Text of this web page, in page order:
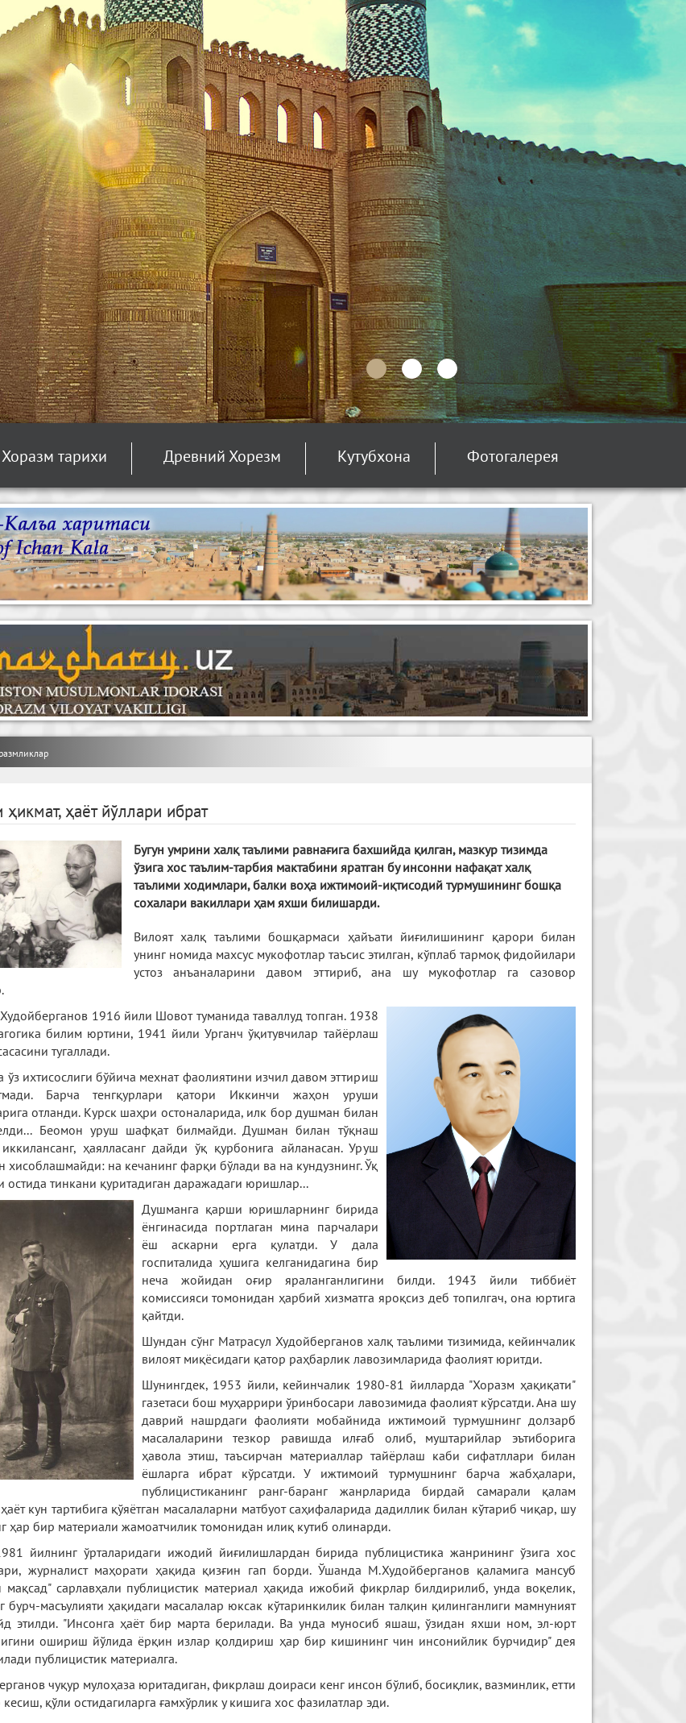
Хоразм тарихи Древний Хорезм Кутубхона Фотогалерея
ҳикмат, ҳаёт йўллари ибрат
Бугун умрини халқ таълими равнағига бахшийда қилган, мазкур тизимда
ўзига хос таълим-тарбия мактабини яратган бу инсонни нафақат халқ
таълими ходимлари, балки воҳа ижтимоий-иқтисодий турмушининг бошқа
сохалари вакиллари ҳам яхши билишарди.
Вилоят халқ таълими бошқармаси ҳайъати йиғилишининг қарори билан
унинг номида махсус мукофотлар таъсис этилган, кўплаб тармоқ фидойилари
устоз анъаналарини давом эттириб, ана шу мукофотлар га сазовор
1916 йили Шовот туманида таваллуд топган. 1938
билим юртини, 1941 йили Урганч ўқитувчилар тайёрлаш
тугаллади.
ўз ихтисослиги бўйича мехнат фаолиятини изчил давом эттириш
Барча тенгқурлари қатори Иккинчи жаҳон уруши
отланди. Курск шаҳри остоналарида, илк бор душман билан
Беомон уруш шафқат билмайди. Душман билан тўқнаш
ҳаялласанг дайди ўқ қурбонига айланасан. Уруш
хисоблашмайди: на кечанинг фарқи бўлади ва на кундузнинг. Ўқ
остида тинкани қуритадиган даражадаги юришлар...
Душманга қарши юришларнинг бирида
ёнгинасида портлаган мина парчалари
ёш аскарни ерга қулатди. У дала
госпиталида ҳушига келганидагина бир
неча жойидан оғир яраланганлигини билди. 1943 йили тиббиёт
комиссияси томонидан ҳарбий хизматга яроқсиз деб топилгач, она юртига
қайтди.
Шундан сўнг Матрасул Худойберганов халқ таълими тизимида, кейинчалик
вилоят миқёсидаги қатор раҳбарлик лавозимларида фаолият юритди.
Шунингдек, 1953 йили, кейинчалик 1980-81 йилларда "Хоразм ҳақиқати"
газетаси бош муҳаррири ўринбосари лавозимида фаолият кўрсатди. Ана шу
даврий нашрдаги фаолияти мобайнида ижтимоий турмушнинг долзарб
масалаларини тезкор равишда илғаб олиб, муштарийлар эътиборига
ҳавола этиш, таъсирчан материаллар тайёрлаш каби сифатллари билан
ёшларга ибрат кўрсатди. У ижтимоий турмушнинг барча жабҳалари,
публицистиканинг ранг-баранг жанрларида бирдай самарали қалам
кун тартибига қўяётган масалаларни матбуот саҳифаларида дадиллик билан кўтариб чиқар, шу
ҳар бир материали жамоатчилик томонидан илиқ кутиб олинарди.
йилнинг ўрталаридаги ижодий йиғилишлардан бирида публицистика жанрининг ўзига хос
журналист маҳорати ҳақида қизғин гап борди. Ўшанда М.Худойберганов қаламига мансуб
сарлавҳали публицистик материал ҳақида ижобий фикрлар билдирилиб, унда воқелик,
бурч-масъулияти ҳақидаги масалалар юксак кўтаринкилик билан талқин қилинганлиги мамнуният
этилди. "Инсонга ҳаёт бир марта берилади. Ва унда муносиб яшаш, ўзидан яхши ном, эл-юрт
ошириш йўлида ёрқин излар қолдириш ҳар бир кишининг чин инсонийлик бурчидир" дея
публицистик материалга.
чуқур мулоҳаза юритадиган, фикрлаш доираси кенг инсон бўлиб, босиқлик, вазминлик, етти
қўли остидагиларга ғамхўрлик у кишига хос фазилатлар эди.